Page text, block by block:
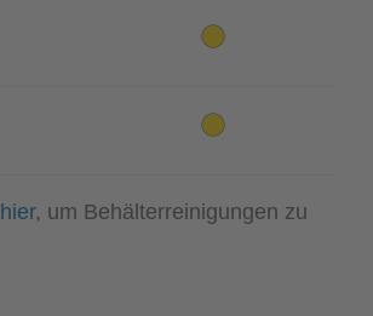
hier, um Behälterreinigungen zu